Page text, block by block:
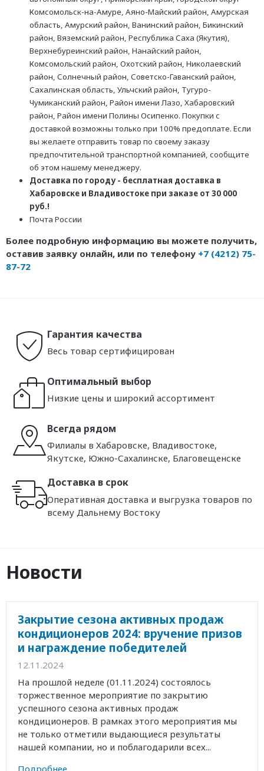
Комсомольск-на-Амуре, Аяно-Майский район, Амурская
область, Амурский район, Ванинский район, Бикинский
район, Вяземский район, Республика Саха (Якутия),
Верхнебуреинский район, Нанайский район,
Комсомольский район, Охотский район, Николаевский
район, Солнечный район, Советско-Гаванский район,
Сахалинская область, Ульчский район, Тугуро-
Чумиканский район, Район имени Лазо, Хабаровский
район, Район имени Полины Осипенко. Покупки с
доставкой возможны только при 100% предоплате. Если
вы желаете отправить товар по своему заказу
предпочтительной транспортной компанией, сообщите
об этом нашему менеджеру.
Доставка по городу - бесплатная доставка в
Хабаровске и Владивостоке при заказе от 30 000
руб.!
Почта России
Более подробную информацию вы можете получить,
оставив заявку онлайн, или по телефону +7 (4212) 75-
87-72
Гарантия качества
Весь товар сертифицирован
Оптимальный выбор
Низкие цены и широкий ассортимент
Всегда рядом
Филиалы в Хабаровске, Владивостоке,
Якутске, Южно-Сахалинске, Благовещенске
Доставка в срок
Оперативная доставка и выгрузка товаров по
всему Дальнему Востоку
Новости
Закрытие сезона активных продаж
кондиционеров 2024: вручение призов
и награждение победителей
12.11.2024
На прошлой неделе (01.11.2024) состоялось
торжественное мероприятие по закрытию
успешного сезона активных продаж
кондиционеров. В рамках этого мероприятия мы
не только отметили выдающиеся результаты
нашей компании, но и поблагодарили всех...